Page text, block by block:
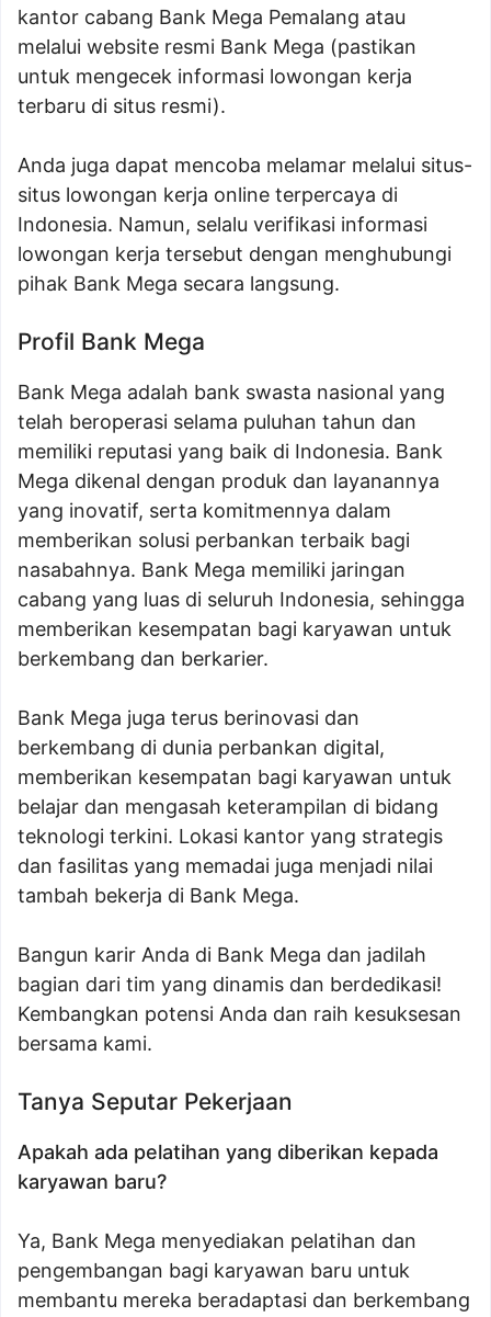
kantor cabang Bank Mega Pemalang atau
melalui website resmi Bank Mega (pastikan
untuk mengecek informasi lowongan kerja
terbaru di situs resmi).
Anda juga dapat mencoba melamar melalui situs-
situs lowongan kerja online terpercaya di
Indonesia. Namun, selalu verifikasi informasi
lowongan kerja tersebut dengan menghubungi
pihak Bank Mega secara langsung.
Profil Bank Mega
Bank Mega adalah bank swasta nasional yang
telah beroperasi selama puluhan tahun dan
memiliki reputasi yang baik di Indonesia. Bank
Mega dikenal dengan produk dan layanannya
yang inovatif, serta komitmennya dalam
memberikan solusi perbankan terbaik bagi
nasabahnya. Bank Mega memiliki jaringan
cabang yang luas di seluruh Indonesia, sehingga
memberikan kesempatan bagi karyawan untuk
berkembang dan berkarier.
Bank Mega juga terus berinovasi dan
berkembang di dunia perbankan digital,
memberikan kesempatan bagi karyawan untuk
belajar dan mengasah keterampilan di bidang
teknologi terkini. Lokasi kantor yang strategis
dan fasilitas yang memadai juga menjadi nilai
tambah bekerja di Bank Mega.
Bangun karir Anda di Bank Mega dan jadilah
bagian dari tim yang dinamis dan berdedikasi!
Kembangkan potensi Anda dan raih kesuksesan
bersama kami.
Tanya Seputar Pekerjaan
Apakah ada pelatihan yang diberikan kepada
karyawan baru?
Ya, Bank Mega menyediakan pelatihan dan
pengembangan bagi karyawan baru untuk
membantu mereka beradaptasi dan berkembang